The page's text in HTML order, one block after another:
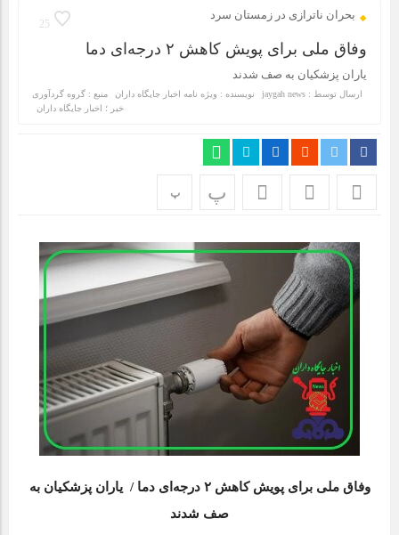
25
بحران ناترازی در زمستان سرد
وفاق ملی برای پویش کاهش ۲ درجه‌ای دما
یاران پزشکیان به صف شدند
ارسال توسط : jaygah news نویسنده : ويژه نامه اخبار جايگاه داران
منبع : گروه گردآوری
خبر ؛ اخبار جایگاه داران
پ پ
وفاق ملی برای پویش کاهش ۲ درجه‌ای دما / یاران پزشکیان به
صف شدند